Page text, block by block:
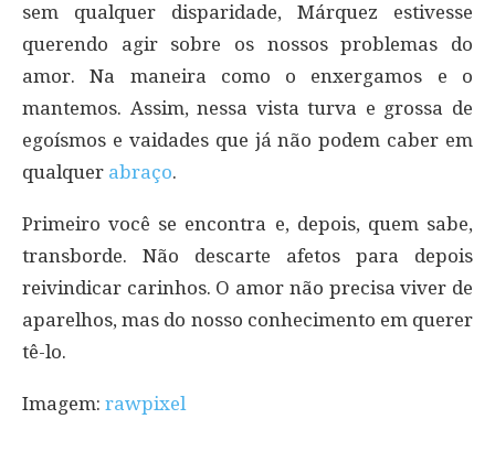
sem qualquer disparidade, Márquez estivesse
querendo agir sobre os nossos problemas do
amor. Na maneira como o enxergamos e o
mantemos. Assim, nessa vista turva e grossa de
egoísmos e vaidades que já não podem caber em
qualquer abraço.
Primeiro você se encontra e, depois, quem sabe,
transborde. Não descarte afetos para depois
reivindicar carinhos. O amor não precisa viver de
aparelhos, mas do nosso conhecimento em querer
tê-lo.
Imagem: rawpixel